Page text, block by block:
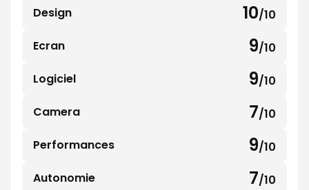
Design
10/10
10
sur
Ecran 9/10
9
sur
Logiciel 9/10
9
sur
Camera 7/10
7
sur
Performances 9/10
9
sur
Autonomie 7/10
7